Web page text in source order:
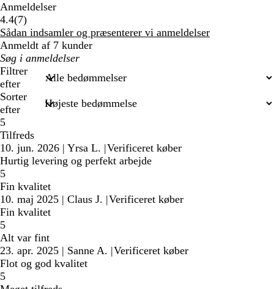
Anmeldelser
4.4(77
anmeldelser
)
Sådan indsamler og præsenterer vi anmeldelser
Anmeldt af 7 kunder
Min
søgetekst
Filtrer
efter
Sorter
efter
5
Tilfreds
10. jun. 2026 | Yrsa L. |Verificeret køber
Hurtig levering og perfekt arbejde
5
Fin kvalitet
10. maj 2025 | Claus J. |Verificeret køber
Fin kvalitet
5
Alt var fint
23. apr. 2025 | Sanne A. |Verificeret køber
Flot og god kvalitet
5